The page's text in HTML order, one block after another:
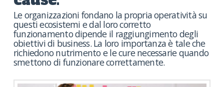
Le organizzazioni fondano la propria operatività su
questi ecosistemi e dal loro corretto
funzionamento dipende il raggiungimento degli
obiettivi di business. La loro importanza è tale che
richiedono nutrimento e le cure necessarie quando
smettono di funzionare correttamente.